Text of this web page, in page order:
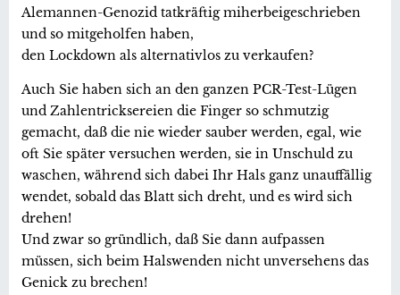
Alemannen-Genozid tatkräftig miherbeigeschrieben
und so mitgeholfen haben,
den Lockdown als alternativlos zu verkaufen?
Auch Sie haben sich an den ganzen PCR-Test-Lügen
und Zahlentricksereien die Finger so schmutzig
gemacht, daß die nie wieder sauber werden, egal, wie
oft Sie später versuchen werden, sie in Unschuld zu
waschen, während sich dabei Ihr Hals ganz unauffällig
wendet, sobald das Blatt sich dreht, und es wird sich
drehen!
Und zwar so gründlich, daß Sie dann aufpassen
müssen, sich beim Halswenden nicht unversehens das
Genick zu brechen!